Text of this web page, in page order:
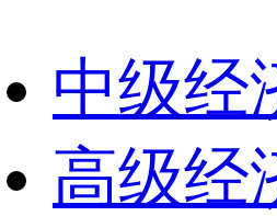
中级经
高级经